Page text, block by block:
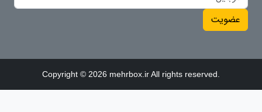
عضویت
Copyright © 2026 mehrbox.ir All rights reserved.